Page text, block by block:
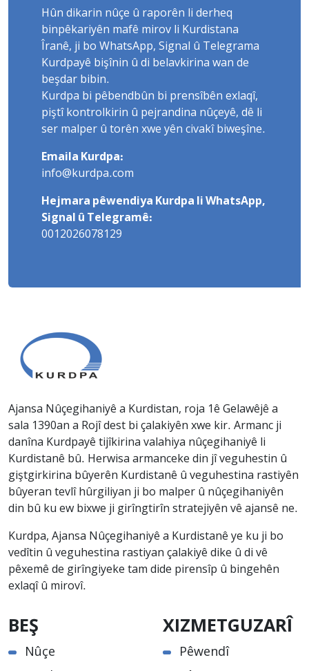
Hûn dikarin nûçe û raporên li derheq
binpêkariyên mafê mirov li Kurdistana
Îranê, ji bo WhatsApp, Signal û Telegrama
Kurdpayê bişînin û di belavkirina wan de
beşdar bibin.
Kurdpa bi pêbendbûn bi prensîbên exlaqî,
piştî kontrolkirin û pejrandina nûçeyê, dê li
ser malper û torên xwe yên civakî biweşîne.
Emaila Kurdpa:
info@kurdpa.com
Hejmara pêwendiya Kurdpa li WhatsApp,
Signal û Telegramê:
0012026078129
Ajansa Nûçegihaniyê a Kurdistan, roja 1ê Gelawêjê a
sala 1390an a Rojî dest bi çalakiyên xwe kir. Armanc ji
danîna Kurdpayê tijîkirina valahiya nûçegihaniyê li
Kurdistanê bû. Herwisa armanceke din jî veguhestin û
giştgirkirina bûyerên Kurdistanê û veguhestina rastiyên
bûyeran tevlî hûrgiliyan ji bo malper û nûçegihaniyên
din bû ku ew bixwe ji girîngtirîn stratejiyên vê ajansê ne.
Kurdpa, Ajansa Nûçegihaniyê a Kurdistanê ye ku ji bo
vedîtin û veguhestina rastiyan çalakiyê dike û di vê
pêxemê de girîngiyeke tam dide pirensîp û bingehên
exlaqî û mirovî.
BEŞ
Nûçe
XIZMETGUZARÎ
Pêwendî